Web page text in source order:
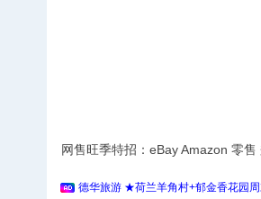
网售旺季特招：eBay Amazon 零
德华旅游 ★荷兰羊角村+郁金香花园